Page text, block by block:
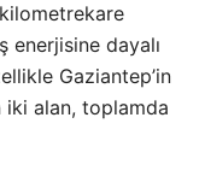
enerjisine dayalı
Gaziantep’in
iki alan, toplamda